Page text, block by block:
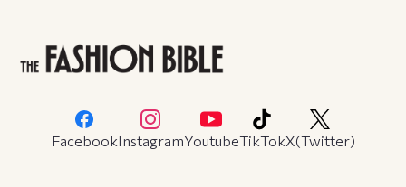
FacebookInstagramYoutubeTikTokX(Twitter)